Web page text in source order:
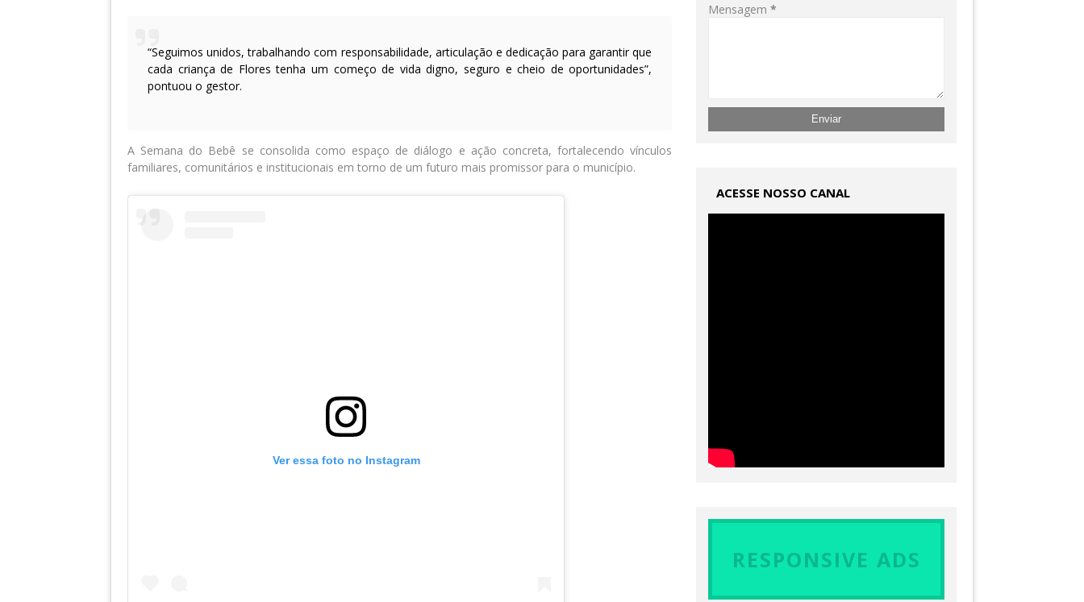
“Seguimos unidos, trabalhando com responsabilidade, articulação e dedicação para garantir que
cada criança de Flores tenha um começo de vida digno, seguro e cheio de oportunidades”,
pontuou o gestor.
A Semana do Bebê se consolida como espaço de diálogo e ação concreta, fortalecendo vínculos
familiares, comunitários e institucionais em torno de um futuro mais promissor para o município.
Ver essa foto no Instagram
Mensagem*
ACESSE NOSSO CANAL
RESPONSIVE ADS